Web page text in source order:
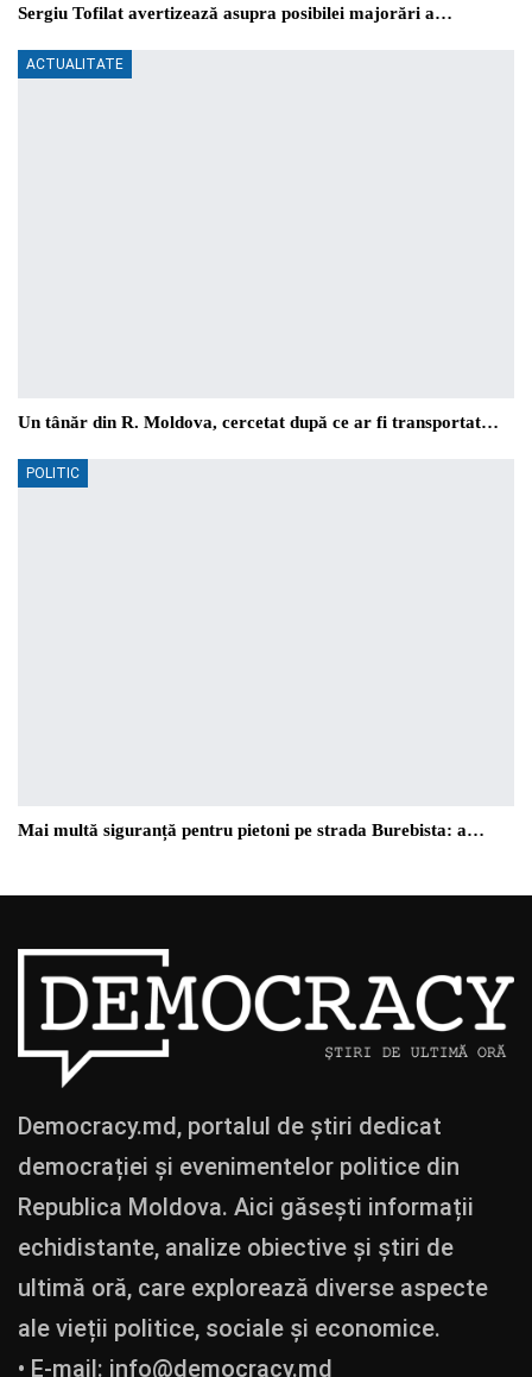
Sergiu Tofilat avertizează asupra posibilei majorări a…
ACTUALITATE
Un tânăr din R. Moldova, cercetat după ce ar fi transportat…
POLITIC
Mai multă siguranță pentru pietoni pe strada Burebista: a…
Democracy.md, portalul de știri dedicat
democrației și evenimentelor politice din
Republica Moldova. Aici găsești informații
echidistante, analize obiective și știri de
ultimă oră, care explorează diverse aspecte
ale vieții politice, sociale și economice.
• E-mail: info@democracy.md